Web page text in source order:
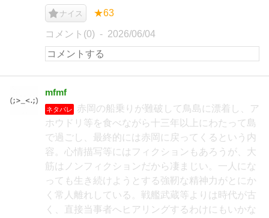
ナイス ★63
コメント(0) 2026/06/04
mfmf
ネタバレ
赤岡の船乗りが難破して鳥島に漂着し、ア
ホウドリ等を食べながら十三年以上にわたって島
で過ごし、最終的には赤岡に戻ってくるという内
容。心情描写等にはフィクションもあろうが、大
筋はノンフィクションだから凄まじい。一人にな
っても生き続けようとする強靭な精神力がとにか
く常人離れしている。戦艦武蔵等よりは時代が古
く、直接当事者へヒアリングするわけにもいかな